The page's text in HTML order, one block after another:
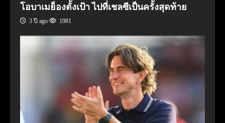
โอบาเมย็องตั้งเป้า ไปที่เชลซีเป็นครั้งสุดท้าย
3 ปี ago 1981